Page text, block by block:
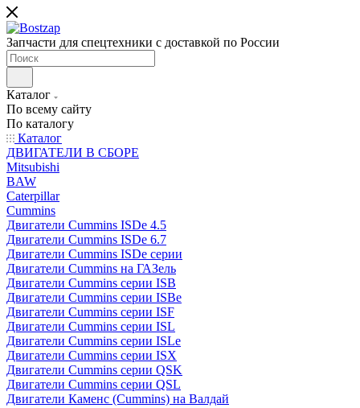
Запчасти для спецтехники с доставкой по России
Каталог
По всему сайту
По каталогу
Каталог
ДВИГАТЕЛИ В СБОРЕ
Mitsubishi
BAW
Caterpillar
Cummins
Двигатели Cummins ISDe 4.5
Двигатели Cummins ISDe 6.7
Двигатели Cummins ISDe серии
Двигатели Cummins на ГАЗель
Двигатели Cummins серии ISB
Двигатели Cummins серии ISBe
Двигатели Cummins серии ISF
Двигатели Cummins серии ISL
Двигатели Cummins серии ISLe
Двигатели Cummins серии ISX
Двигатели Cummins серии QSK
Двигатели Cummins серии QSL
Двигатели Каменс (Cummins) на Валдай